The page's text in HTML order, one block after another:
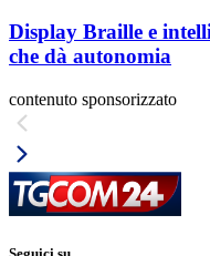
Display Braille e
che dà autonomia
contenuto sponsorizzato